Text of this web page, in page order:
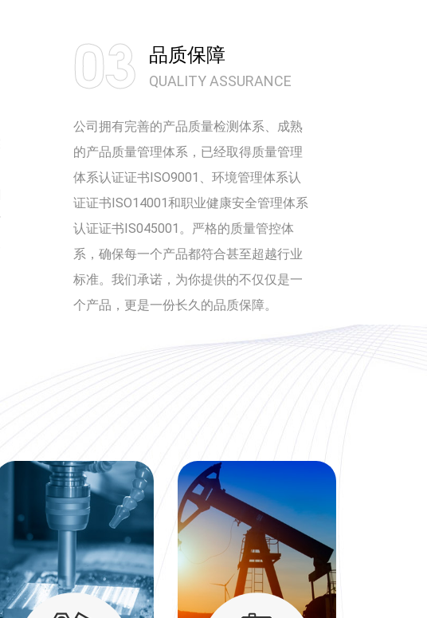
03 品质保障
QUALITY ASSURANCE
公司拥有完善的产品质量检测体系、成熟
的产品质量管理体系，已经取得质量管理
体系认证证书ISO9001、环境管理体系认
证证书ISO14001和职业健康安全管理体系
认证证书IS045001。严格的质量管控体
系，确保每一个产品都符合甚至超越行业
标准。我们承诺，为你提供的不仅仅是一
个产品，更是一份长久的品质保障。